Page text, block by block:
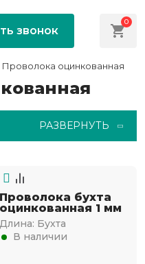
звонок
0
Проволока оцинкованная
РАЗВЕРНУТЬ
Проволока бухта
оцинкованная 1 мм
Длина: Бухта
В наличии